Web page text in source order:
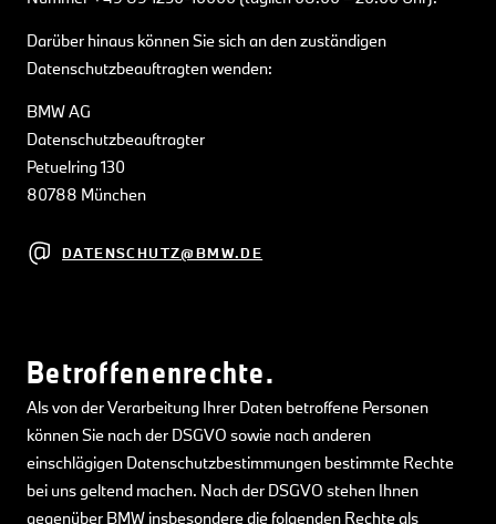
Darüber hinaus können Sie sich an den zuständigen
Datenschutzbeauftragten wenden:
BMW AG
Datenschutzbeauftragter
Petuelring 130
80788 München
DATENSCHUTZ@BMW.DE
Betroffenenrechte.
Als von der Verarbeitung Ihrer Daten betroffene Personen
können Sie nach der DSGVO sowie nach anderen
einschlägigen Datenschutzbestimmungen bestimmte Rechte
bei uns geltend machen. Nach der DSGVO stehen Ihnen
gegenüber BMW insbesondere die folgenden Rechte als